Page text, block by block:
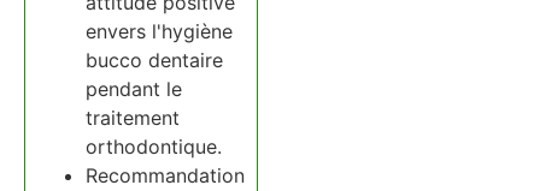
envers l'hygiène
bucco dentaire
pendant le
traitement
orthodontique.
Recommandation